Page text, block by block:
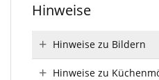
Hinweise
Hinweise zu Bildern
Hinweise zu